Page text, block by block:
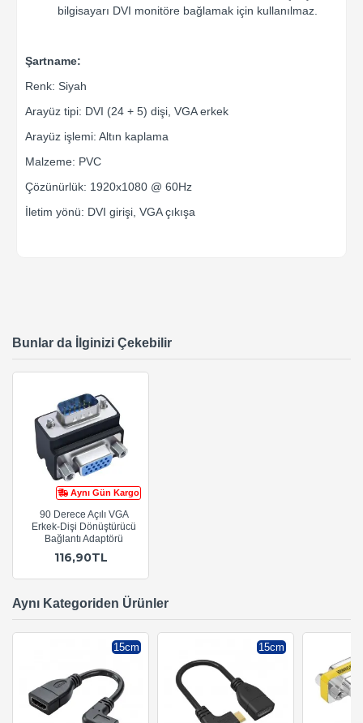
bilgisayarı DVI monitöre bağlamak için kullanılmaz.
Şartname:
Renk: Siyah
Arayüz tipi: DVI (24 + 5) dişi, VGA erkek
Arayüz işlemi: Altın kaplama
Malzeme: PVC
Çözünürlük: 1920x1080 @ 60Hz
İletim yönü: DVI girişi, VGA çıkışa
Bunlar da İlginizi Çekebilir
Aynı Gün Kargo
90 Derece Açılı VGA
Erkek-Dişi Dönüştürücü
Bağlantı Adaptörü
116,90TL
Aynı Kategoriden Ürünler
15cm 15cm